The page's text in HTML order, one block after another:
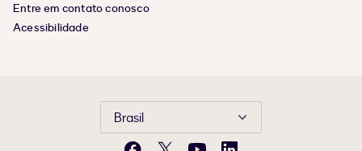
Entre em contato conosco
Acessibilidade
Brasil